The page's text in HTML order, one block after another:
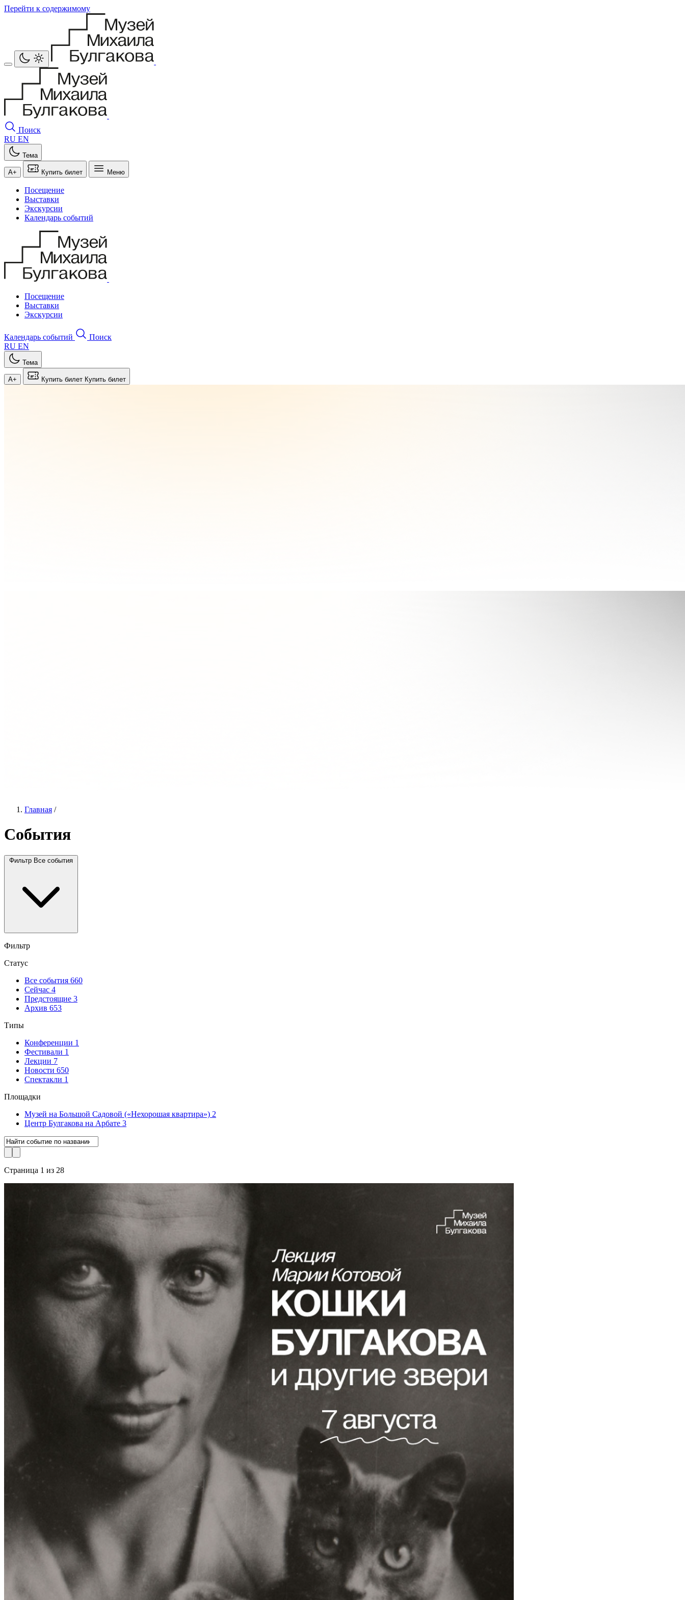
Перейти к содержимому
Поиск
RU EN
Тема
A+ Купить билет Меню
Посещение
Выставки
Экскурсии
Календарь событий
Посещение
Выставки
Экскурсии
Календарь событий
Поиск
RU EN
Тема
A+ Купить билет Купить билет
Главная /
События
Фильтр Все события
Фильтр
Статус
Все события 660
Сейчас 4
Предстоящие 3
Архив 653
Типы
Конференции 1
Фестивали 1
Лекции 7
Новости 650
Спектакли 1
Площадки
Музей на Большой Садовой («Нехорошая квартира») 2
Центр Булгакова на Арбате 3
Страница 1 из 28